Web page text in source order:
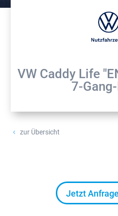
VW Caddy Life
7-Gang-
4 zur Übersicht
Jetzt